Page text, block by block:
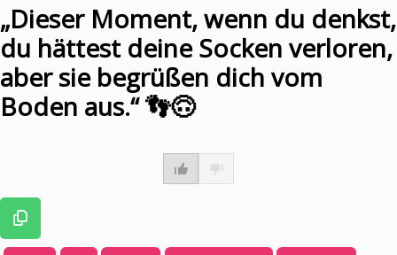
„Dieser Moment, wenn du denkst,
du hättest deine Socken verloren,
aber sie begrüßen dich vom
Boden aus.“ 👣🙃